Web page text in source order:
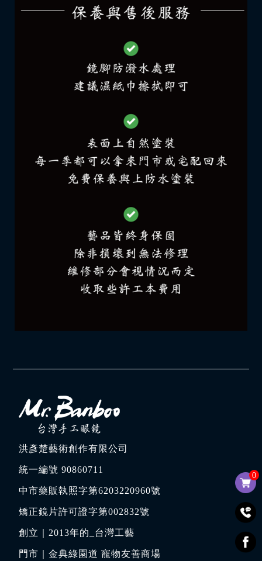
0
洪彥楚藝術創作有限公司
統一編號 90860711
中市藥販執照字第6203220960號
矯正鏡片許可證字第002832號
創立｜2013年的_台灣工藝
門市｜金典綠園道 寵物友善商場